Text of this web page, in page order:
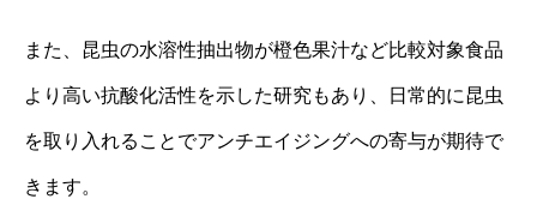
また、昆虫の水溶性抽出物が橙色果汁など比較対象食品
より高い抗酸化活性を示した研究もあり、日常的に昆虫
を取り入れることでアンチエイジングへの寄与が期待で
きます。